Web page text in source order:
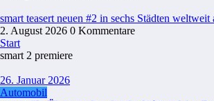
smart teasert neuen #2 in sechs Städten weltweit
2. August 2026 0 Kommentare
Start
smart 2 premiere
26. Januar 2026
Automobil